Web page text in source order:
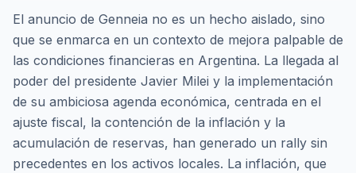
El anuncio de Genneia no es un hecho aislado, sino
que se enmarca en un contexto de mejora palpable de
las condiciones financieras en Argentina. La llegada al
poder del presidente Javier Milei y la implementación
de su ambiciosa agenda económica, centrada en el
ajuste fiscal, la contención de la inflación y la
acumulación de reservas, han generado un rally sin
precedentes en los activos locales. La inflación, que